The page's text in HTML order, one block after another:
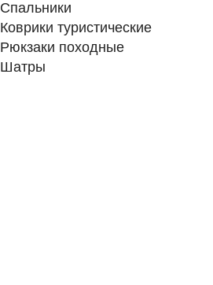
Спальники
Коврики туристические
Рюкзаки походные
Шатры